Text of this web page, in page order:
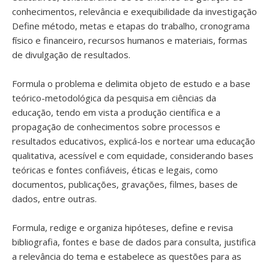
conhecimentos, relevância e exequibilidade da investigação
Define método, metas e etapas do trabalho, cronograma
físico e financeiro, recursos humanos e materiais, formas
de divulgação de resultados.
Formula o problema e delimita objeto de estudo e a base
teórico-metodológica da pesquisa em ciências da
educação, tendo em vista a produção científica e a
propagação de conhecimentos sobre processos e
resultados educativos, explicá-los e nortear uma educação
qualitativa, acessível e com equidade, considerando bases
teóricas e fontes confiáveis, éticas e legais, como
documentos, publicações, gravações, filmes, bases de
dados, entre outras.
Formula, redige e organiza hipóteses, define e revisa
bibliografia, fontes e base de dados para consulta, justifica
a relevância do tema e estabelece as questões para as